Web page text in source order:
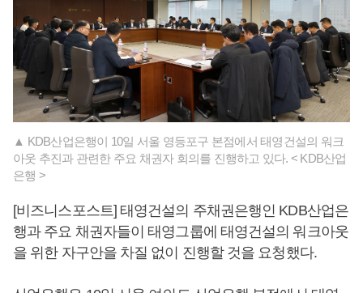
▲ KDB산업은행이 10일 서울 영등포구 본점에서 태영건설의 워크
아웃 추진과 관련한 주요 채권자 회의를 진행하고 있다. < KDB산업
은행 >
[비즈니스포스트] 태영건설의 주채권은행인 KDB산업은
행과 주요 채권자들이 태영그룹에 태영건설의 워크아웃
을 위한 자구안을 차질 없이 진행할 것을 요청했다.